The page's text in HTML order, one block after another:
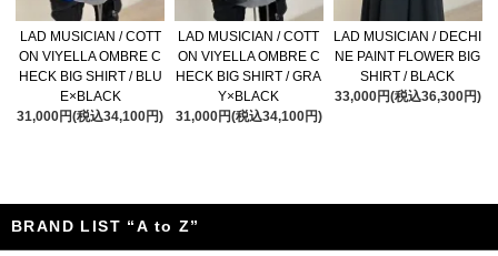
LAD MUSICIAN / COTT
ON VIYELLA OMBRE C
HECK BIG SHIRT / BLU
E×BLACK
31,000円(税込34,100円)
LAD MUSICIAN / COTT
ON VIYELLA OMBRE C
HECK BIG SHIRT / GRA
Y×BLACK
31,000円(税込34,100円)
LAD MUSICIAN / DECHI
NE PAINT FLOWER BIG
SHIRT / BLACK
33,000円(税込36,300円)
BRAND LIST “A to Z”